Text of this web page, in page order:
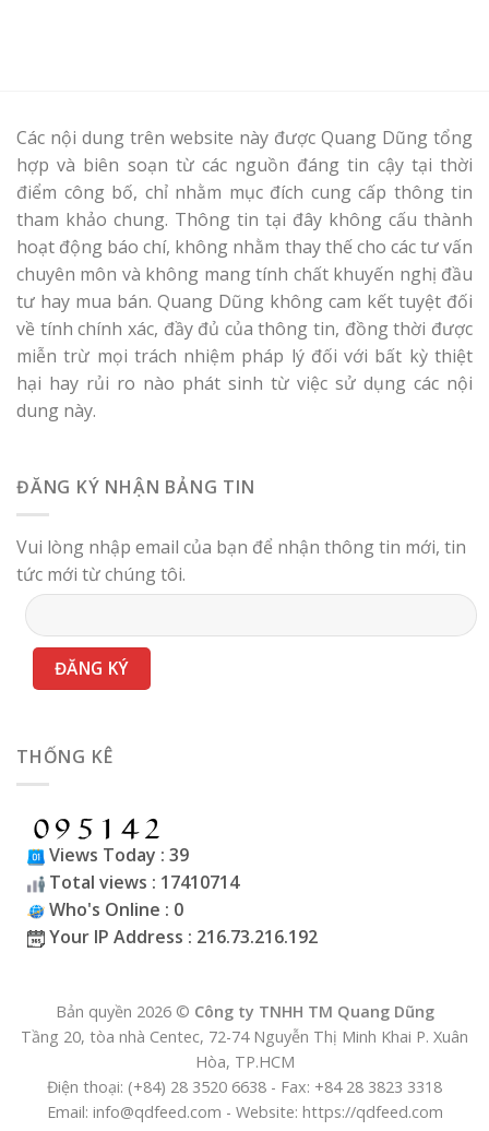
Các nội dung trên website này được Quang Dũng tổng
hợp và biên soạn từ các nguồn đáng tin cậy tại thời
điểm công bố, chỉ nhằm mục đích cung cấp thông tin
tham khảo chung. Thông tin tại đây không cấu thành
hoạt động báo chí, không nhằm thay thế cho các tư vấn
chuyên môn và không mang tính chất khuyến nghị đầu
tư hay mua bán. Quang Dũng không cam kết tuyệt đối
về tính chính xác, đầy đủ của thông tin, đồng thời được
miễn trừ mọi trách nhiệm pháp lý đối với bất kỳ thiệt
hại hay rủi ro nào phát sinh từ việc sử dụng các nội
dung này.
ĐĂNG KÝ NHẬN BẢNG TIN
Vui lòng nhập email của bạn để nhận thông tin mới, tin
tức mới từ chúng tôi.
THỐNG KÊ
Views Today : 39
Total views : 17410714
Who's Online : 0
Your IP Address : 216.73.216.192
Bản quyền 2026 © Công ty TNHH TM Quang Dũng
Tầng 20, tòa nhà Centec, 72-74 Nguyễn Thị Minh Khai P. Xuân
Hòa, TP.HCM
Điện thoại: (+84) 28 3520 6638 - Fax: +84 28 3823 3318
Email: info@qdfeed.com - Website: https://qdfeed.com